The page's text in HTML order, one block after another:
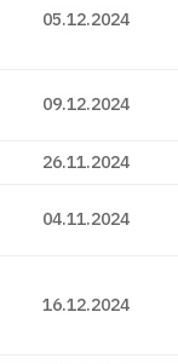
05.12.2024
09.12.2024
26.11.2024
04.11.2024
16.12.2024